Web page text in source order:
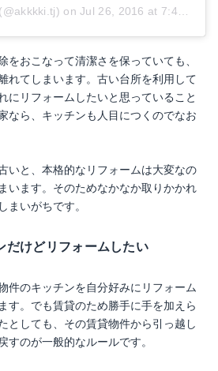
onJul 26, 2016 at 7:45am PDT
をおこなって清潔さを保っていても、
れてしまいます。古い台所を利用して
にリフォームしたいと思っていること
なら、キッチンも人目につくのでなお
いと、本格的なリフォームは大変なの
います。そのためなかなか取りかかれ
まいがちです。
だけどリフォームしたい
件のキッチンを自分好みにリフォーム
す。でも賃貸のため勝手に手を加えら
としても、その賃貸物件から引っ越し
すのが一般的なルールです。